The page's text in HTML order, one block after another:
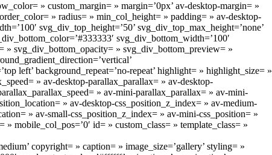
» custom_margin= » margin=’0px’ av-desktop-margin= »
» radius= » min_col_height= » padding= » av-desktop-
svg_div_top_height=’50’ svg_div_top_max_height=’none’
svg_div_bottom_width=’100′
» svg_div_bottom_opacity= » svg_div_bottom_preview= »
left’ background_repeat=’no-repeat’ highlight= » highlight_size= »
» av-desktop-parallax_parallax= » av-desktop-
» av-mini-parallax_parallax= » av-mini-
» av-desktop-css_position_z_index= » av-medium-
» av-small-css_position_z_index= » av-mini-css_position= »
id= » custom_class= » template_class= »
copyright= » caption= » image_size=’gallery’ styling= »